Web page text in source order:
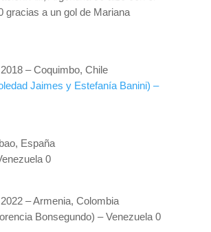
gracias a un gol de Mariana
– Coquimbo, Chile
Jaimes y Estefanía Banini) –
España
0
– Armenia, Colombia
Bonsegundo) – Venezuela 0